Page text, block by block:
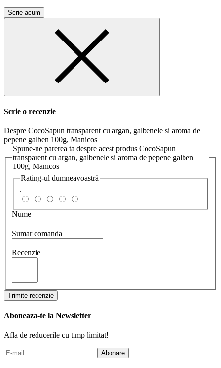
Scrie acum
Scrie o recenzie
Despre CocoSapun transparent cu argan, galbenele si aroma de
pepene galben 100g, Manicos
Spune-ne parerea ta despre acest produs CocoSapun
transparent cu argan, galbenele si aroma de pepene galben
100g, Manicos
Rating-ul dumneavoastră
.
Nume
Sumar comanda
Recenzie
Trimite recenzie
Aboneaza-te la Newsletter
Afla de reducerile cu timp limitat!
Abonare